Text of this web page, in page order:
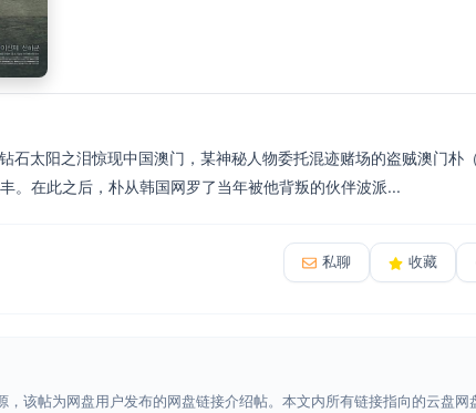
石太阳之泪惊现中国澳门，某神秘人物委托混迹赌场的盗贼澳门朴
。在此之后，朴从韩国网罗了当年被他背叛的伙伴波派...
私聊 收藏
，该帖为网盘用户发布的网盘链接介绍帖。本文内所有链接指向的云盘